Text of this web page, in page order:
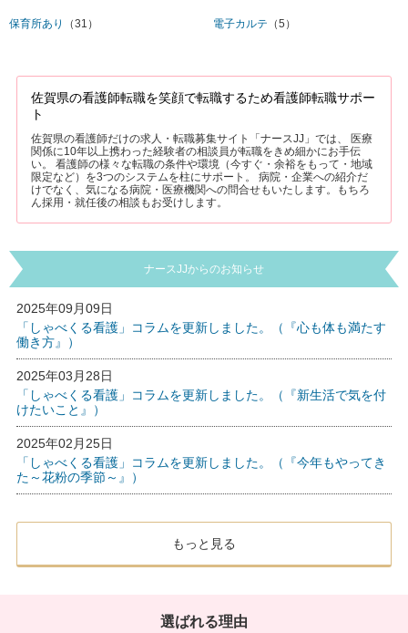
保育所あり （31） 電子カルテ （5）
佐賀県の看護師転職を笑顔で転職するため看護師転職サポー
ト
佐賀県の看護師だけの求人・転職募集サイト「ナースJJ」では、 医療
関係に10年以上携わった経験者の相談員が転職をきめ細かにお手伝
い。 看護師の様々な転職の条件や環境（今すぐ・余裕をもって・地域
限定など）を3つのシステムを柱にサポート。 病院・企業への紹介だ
けでなく、気になる病院・医療機関への問合せもいたします。もちろ
ん採用・就任後の相談もお受けします。
ナースJJからのお知らせ
2025年09月09日
「しゃべくる看護」コラムを更新しました。（『心も体も満たす
働き方』）
2025年03月28日
「しゃべくる看護」コラムを更新しました。（『新生活で気を付
けたいこと』）
2025年02月25日
「しゃべくる看護」コラムを更新しました。（『今年もやってき
た～花粉の季節～』）
もっと見る
選ばれる理由